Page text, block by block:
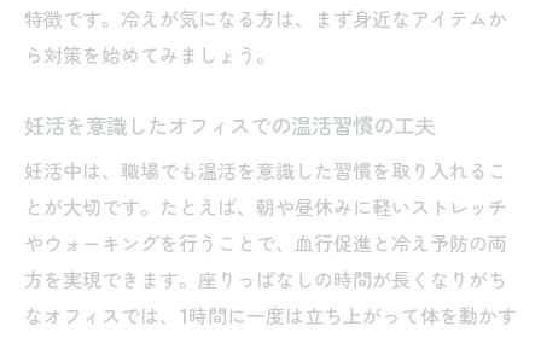
特徴です。冷えが気になる方は、まず身近なアイテムか
ら対策を始めてみましょう。
妊活を意識したオフィスでの温活習慣の工夫
妊活中は、職場でも温活を意識した習慣を取り入れるこ
とが大切です。たとえば、朝や昼休みに軽いストレッチ
やウォーキングを行うことで、血行促進と冷え予防の両
方を実現できます。座りっぱなしの時間が長くなりがち
なオフィスでは、1時間に一度は立ち上がって体を動かす